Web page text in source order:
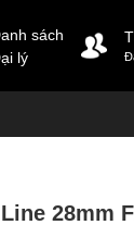
sách
lý
28mm